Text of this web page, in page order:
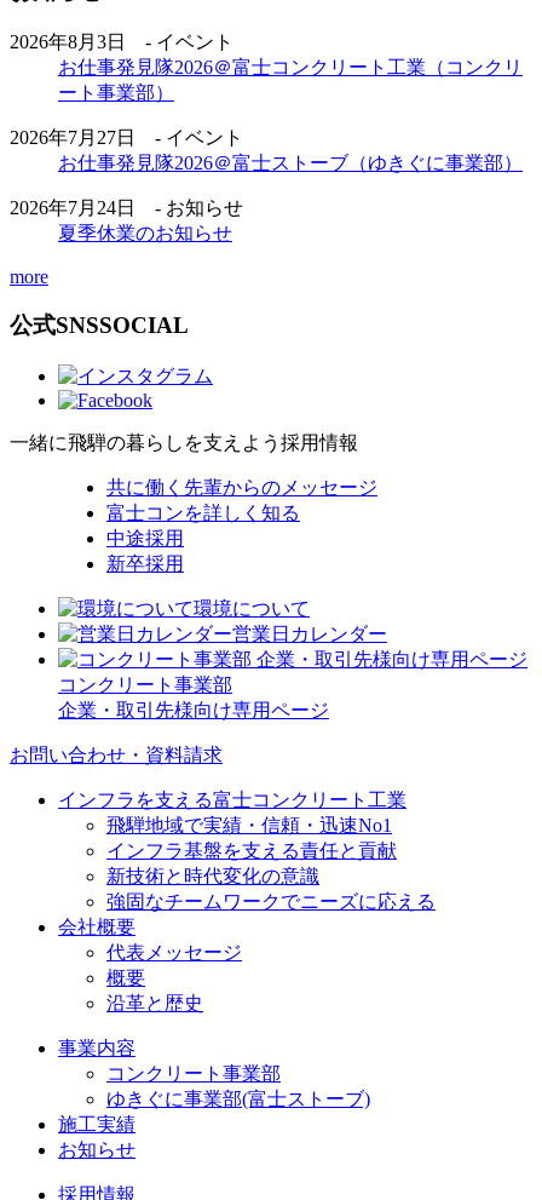
2026年8月3日 - イベント
お仕事発見隊2026＠富士コンクリート工業（コンクリ
ート事業部）
2026年7月27日 - イベント
お仕事発見隊2026＠富士ストーブ（ゆきぐに事業部）
2026年7月24日 - お知らせ
夏季休業のお知らせ
more
公式SNSSOCIAL
一緒に飛騨の暮らしを支えよう 採用情報
共に働く先輩からのメッセージ
富士コンを詳しく知る
中途採用
新卒採用
環境について
営業日カレンダー
コンクリート事業部
企業・取引先様向け専用ページ
お問い合わせ・資料請求
インフラを支える富士コンクリート工業
飛騨地域で実績・信頼・迅速No1
インフラ基盤を支える責任と貢献
新技術と時代変化の意識
強固なチームワークでニーズに応える
会社概要
代表メッセージ
概要
沿革と歴史
事業内容
コンクリート事業部
ゆきぐに事業部(富士ストーブ)
施工実績
お知らせ
採用情報